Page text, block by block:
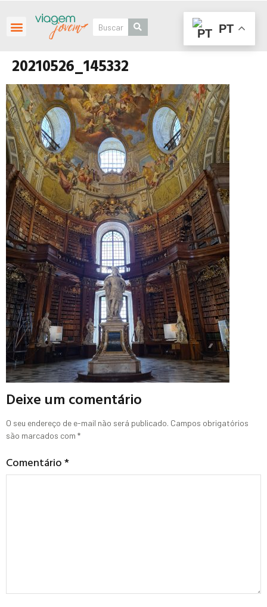
20210526_145332
Deixe um comentário
O seu endereço de e-mail não será publicado. Campos obrigatórios
são marcados com *
Comentário*
PT